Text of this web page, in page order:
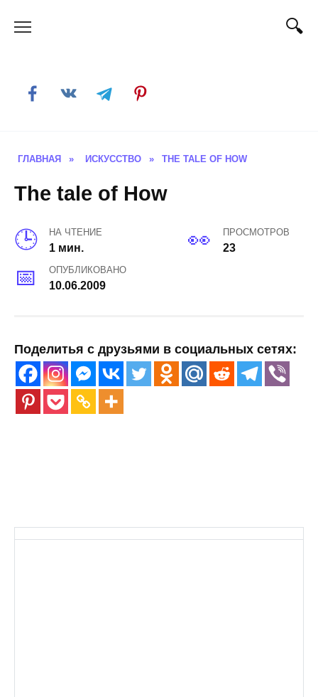
ГЛАВНАЯ » ИСКУССТВО » THE TALE OF HOW
The tale of How
НА ЧТЕНИЕ
1 мин.
ПРОСМОТРОВ
23
ОПУБЛИКОВАНО
10.06.2009
Поделитья с друзьями в социальных сетях: